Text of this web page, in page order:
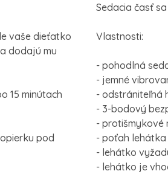
vaše dieťatko
dodajú mu
15 minútach
pod
Sedacia časť
Vlastnosti:
- pohodlná
- jemné
- odstrániteľná
- 3-bodový
- protišmykové
- poťah
- lehátko
- lehátko je